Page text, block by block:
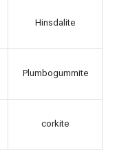
Hinsdalite
Plumbogummite
corkite